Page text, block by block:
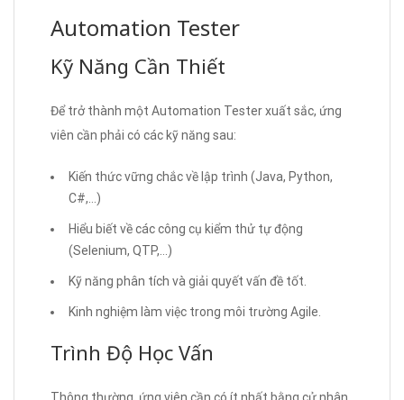
Automation Tester
Kỹ Năng Cần Thiết
Để trở thành một Automation Tester xuất sắc, ứng
viên cần phải có các kỹ năng sau:
Kiến thức vững chắc về lập trình (Java, Python,
C#,…)
Hiểu biết về các công cụ kiểm thử tự động
(Selenium, QTP,…)
Kỹ năng phân tích và giải quyết vấn đề tốt.
Kinh nghiệm làm việc trong môi trường Agile.
Trình Độ Học Vấn
Thông thường, ứng viên cần có ít nhất bằng cử nhân